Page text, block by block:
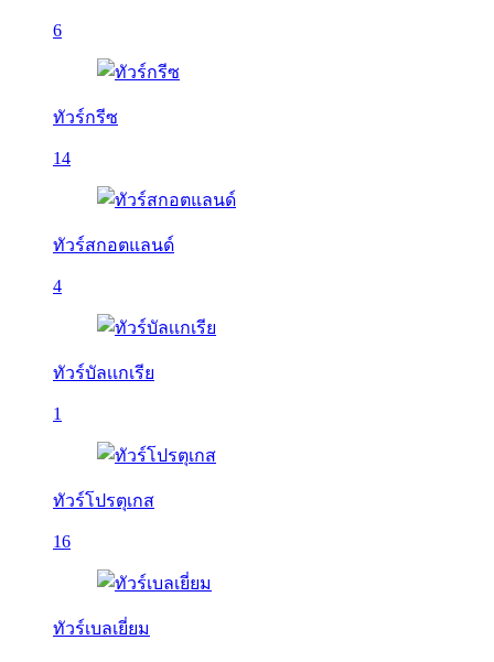
6
ทัวร์กรีซ
14
ทัวร์สกอตแลนด์
4
ทัวร์บัลเเกเรีย
1
ทัวร์โปรตุเกส
16
ทัวร์เบลเยี่ยม